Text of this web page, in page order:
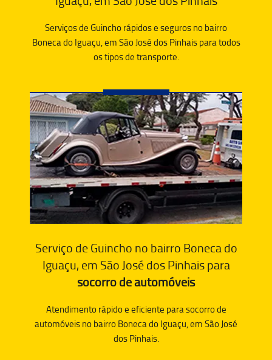
Serviços de Guincho rápidos e seguros no bairro
Boneca do Iguaçu, em São José dos Pinhais para todos
os tipos de transporte.
Serviço de Guincho no bairro Boneca do
Iguaçu, em São José dos Pinhais para
socorro de automóveis
Atendimento rápido e eficiente para socorro de
automóveis no bairro Boneca do Iguaçu, em São José
dos Pinhais.